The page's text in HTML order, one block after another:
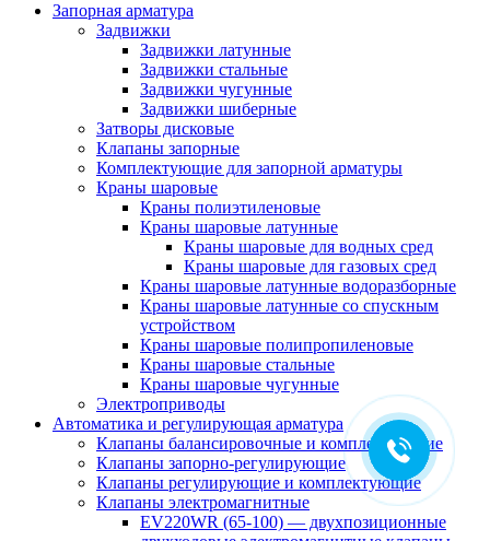
Запорная арматура
Задвижки
Задвижки латунные
Задвижки стальные
Задвижки чугунные
Задвижки шиберные
Затворы дисковые
Клапаны запорные
Комплектующие для запорной арматуры
Краны шаровые
Краны полиэтиленовые
Краны шаровые латунные
Краны шаровые для водных сред
Краны шаровые для газовых сред
Краны шаровые латунные водоразборные
Краны шаровые латунные со спускным
устройством
Краны шаровые полипропиленовые
Краны шаровые стальные
Краны шаровые чугунные
Электроприводы
Автоматика и регулирующая арматура
Клапаны балансировочные и комплектующие
Клапаны запорно-регулирующие
Клапаны регулирующие и комплектующие
Клапаны электромагнитные
EV220WR (65-100) — двухпозиционные